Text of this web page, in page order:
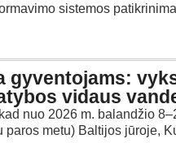
sistemos
gyventojams:
vidaus
nuo 2026 m. balandžio
paros metu) Baltijos jūroje,